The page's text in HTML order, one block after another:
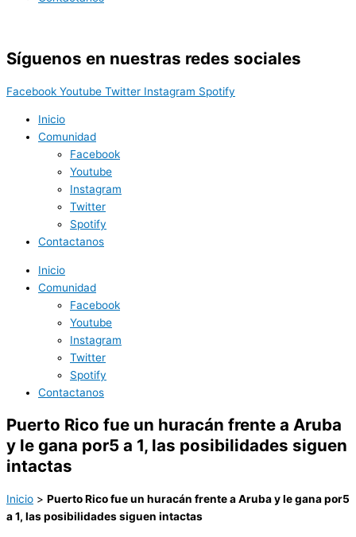
Síguenos en nuestras redes sociales
Facebook Youtube Twitter Instagram Spotify
Inicio
Comunidad
Facebook
Youtube
Instagram
Twitter
Spotify
Contactanos
Inicio
Comunidad
Facebook
Youtube
Instagram
Twitter
Spotify
Contactanos
Puerto Rico fue un huracán frente a Aruba
y le gana por5 a 1, las posibilidades siguen
intactas
Inicio > Puerto Rico fue un huracán frente a Aruba y le gana por5
a 1, las posibilidades siguen intactas